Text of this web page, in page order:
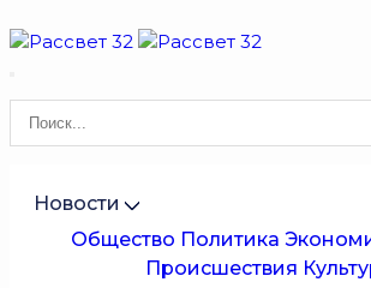
Новости
Общество Политика
Происшествия